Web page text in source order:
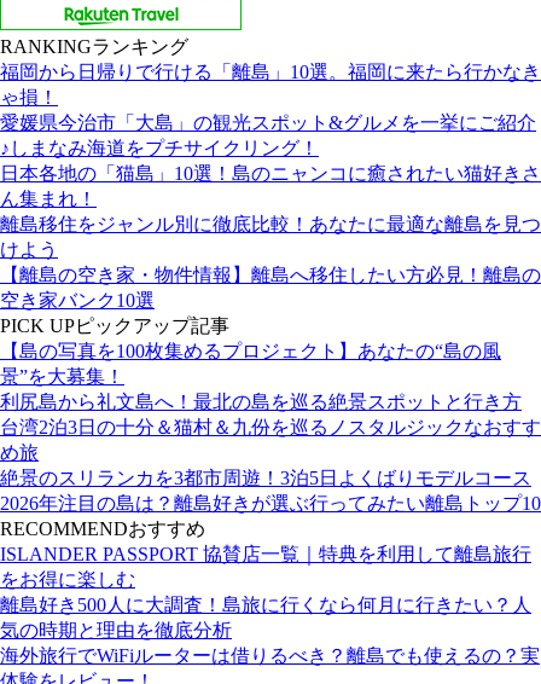
RANKINGランキング
福岡から日帰りで行ける「離島」10選。福岡に来たら行かなき
ゃ損！
愛媛県今治市「大島」の観光スポット&グルメを一挙にご紹介
♪しまなみ海道をプチサイクリング！
日本各地の「猫島」10選！島のニャンコに癒されたい猫好きさ
ん集まれ！
離島移住をジャンル別に徹底比較！あなたに最適な離島を見つ
けよう
【離島の空き家・物件情報】離島へ移住したい方必見！離島の
空き家バンク10選
PICK UPピックアップ記事
【島の写真を100枚集めるプロジェクト】あなたの“島の風
景”を大募集！
利尻島から礼文島へ！最北の島を巡る絶景スポットと行き方
台湾2泊3日の十分＆猫村＆九份を巡るノスタルジックなおすす
め旅
絶景のスリランカを3都市周遊！3泊5日よくばりモデルコース
2026年注目の島は？離島好きが選ぶ行ってみたい離島トップ10
RECOMMENDおすすめ
ISLANDER PASSPORT 協賛店一覧｜特典を利用して離島旅行
をお得に楽しむ
離島好き500人に大調査！島旅に行くなら何月に行きたい？人
気の時期と理由を徹底分析
海外旅行でWiFiルーターは借りるべき？離島でも使えるの？実